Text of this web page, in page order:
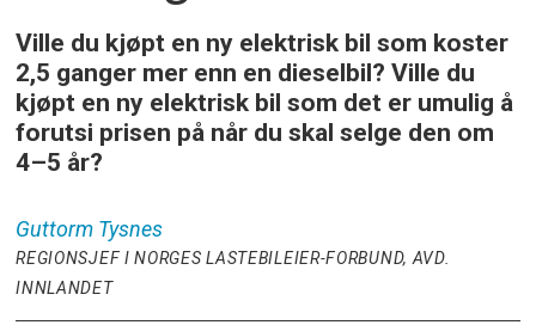
Ville du kjøpt en ny elektrisk bil som koster
2,5 ganger mer enn en dieselbil? Ville du
kjøpt en ny elektrisk bil som det er umulig å
forutsi prisen på når du skal selge den om
4–5 år?
Guttorm Tysnes
REGIONSJEF I NORGES LASTEBILEIER-FORBUND, AVD.
INNLANDET